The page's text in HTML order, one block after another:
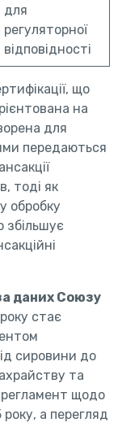
для
регуляторної
відповідності
що
на
для
передаються
тоді як
обробку
збільшує
даних Союзу
стає
сировини до
та
щодо
а перегляд